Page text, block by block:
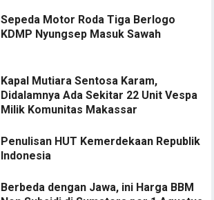
Sepeda Motor Roda Tiga Berlogo
KDMP Nyungsep Masuk Sawah
Kapal Mutiara Sentosa Karam,
Didalamnya Ada Sekitar 22 Unit Vespa
Milik Komunitas Makassar
Penulisan HUT Kemerdekaan Republik
Indonesia
Berbeda dengan Jawa, ini Harga BBM